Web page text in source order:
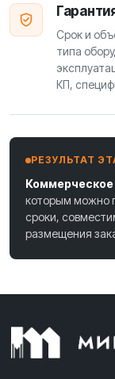
Срок и
типа
КП,
РЕЗУЛЬТАТ
которым можно
сроки,
размещения